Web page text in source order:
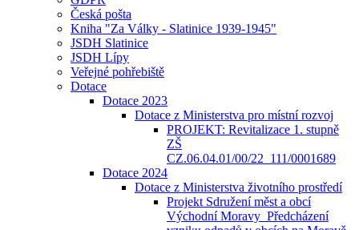
Česká pošta
Kniha "Za Války - Slatinice 1939-1945"
JSDH Slatinice
JSDH Lípy
Veřejné pohřebiště
Dotace
Dotace 2023
Dotace z Ministerstva pro místní rozvoj
PROJEKT: Revitalizace 1. stupně
ZŠ
CZ.06.04.01/00/22_111/0001689
Dotace 2024
Dotace z Ministerstva životního prostředí
Projekt Sdružení měst a obcí
Východní Moravy_Předcházení